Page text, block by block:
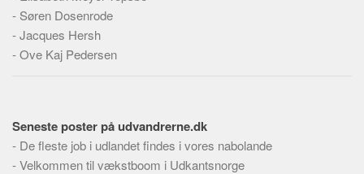
- Søren Dosenrode
-Jacques Hersh
-Ove Kaj Pedersen
Seneste poster på udvandrerne.dk
- De fleste job i udlandet findes i vores nabolande
-Velkommen til vækstboom i Udkantsnorge